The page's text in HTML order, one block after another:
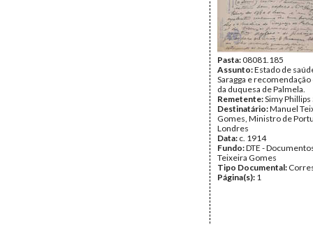
Pasta:08081.185
Assunto:Estado de
Saragga e
da duquesa de Palmela.
Remetente:Simy Phillips
Destinatário:Manuel
Gomes, Ministro de
Londres
Data: c. 1914
Fundo:DTE -
Teixeira Gomes
Tipo Documental:
Página(s): 1